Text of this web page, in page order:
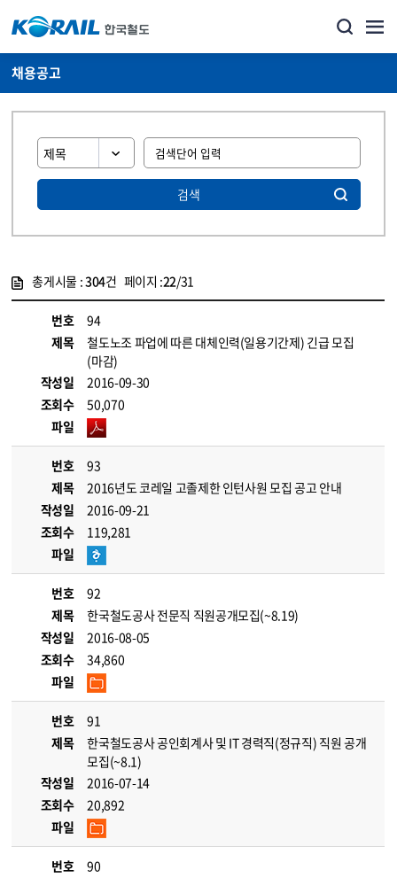
채용공고
검색
총게시물 :304건 페이지 :22/31
번호
94
제목
철도노조 파업에 따른 대체인력(일용기간제) 긴급 모집
(마감)
작성일
2016-09-30
조회수
50,070
파일
번호
93
제목
2016년도 코레일 고졸제한 인턴사원 모집 공고 안내
작성일
2016-09-21
조회수
119,281
파일
번호
92
제목
한국철도공사 전문직 직원공개모집(~8.19)
작성일
2016-08-05
조회수
34,860
파일
번호
91
제목
한국철도공사 공인회계사 및 IT 경력직(정규직) 직원 공개
모집(~8.1)
작성일
2016-07-14
조회수
20,892
파일
번호
90